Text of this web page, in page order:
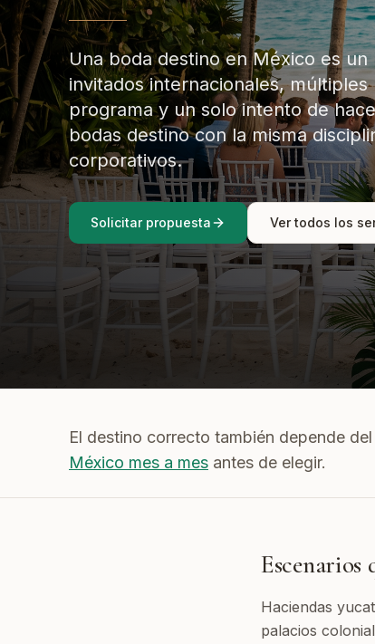
Una boda destino en México es
invitados internacionales,
programa y un solo intento de
bodas destino con la misma
corporativos.
Solicitar propuesta Ver todos los
El destino correcto también depende
México mes a mes antes de elegir.
Escenarios
Haciendas
palacios